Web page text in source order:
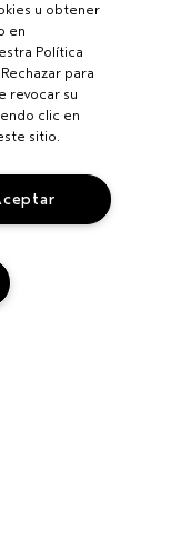
u obtener
en
Política
para
revocar su
clic en
sitio.